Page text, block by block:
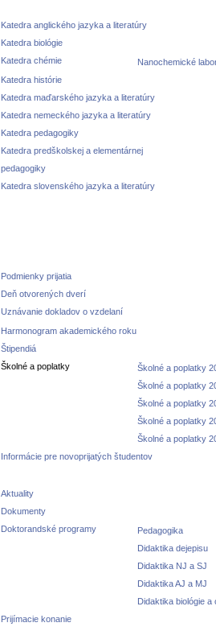
Katedra anglického jazyka a literatúry
Katedra biológie
Katedra chémie
Nanochemické
Katedra histórie
Katedra maďarského jazyka a literatúry
Katedra nemeckého jazyka a literatúry
Katedra pedagogiky
Katedra predškolskej a elementárnej
pedagogiky
Katedra slovenského jazyka a literatúry
Podmienky prijatia
Deň otvorených dverí
Uznávanie dokladov o vzdelaní
Harmonogram akademického roku
Štipendiá
Školné a poplatky
Školné a poplatky
Školné a poplatky
Školné a poplatky
Školné a poplatky
Školné a poplatky
Informácie pre novoprijatých študentov
Aktuality
Dokumenty
Doktorandské programy
Pedagogika
Didaktika dejepisu
Didaktika NJ a SJ
Didaktika AJ a MJ
Didaktika biológie a
Prijímacie konanie